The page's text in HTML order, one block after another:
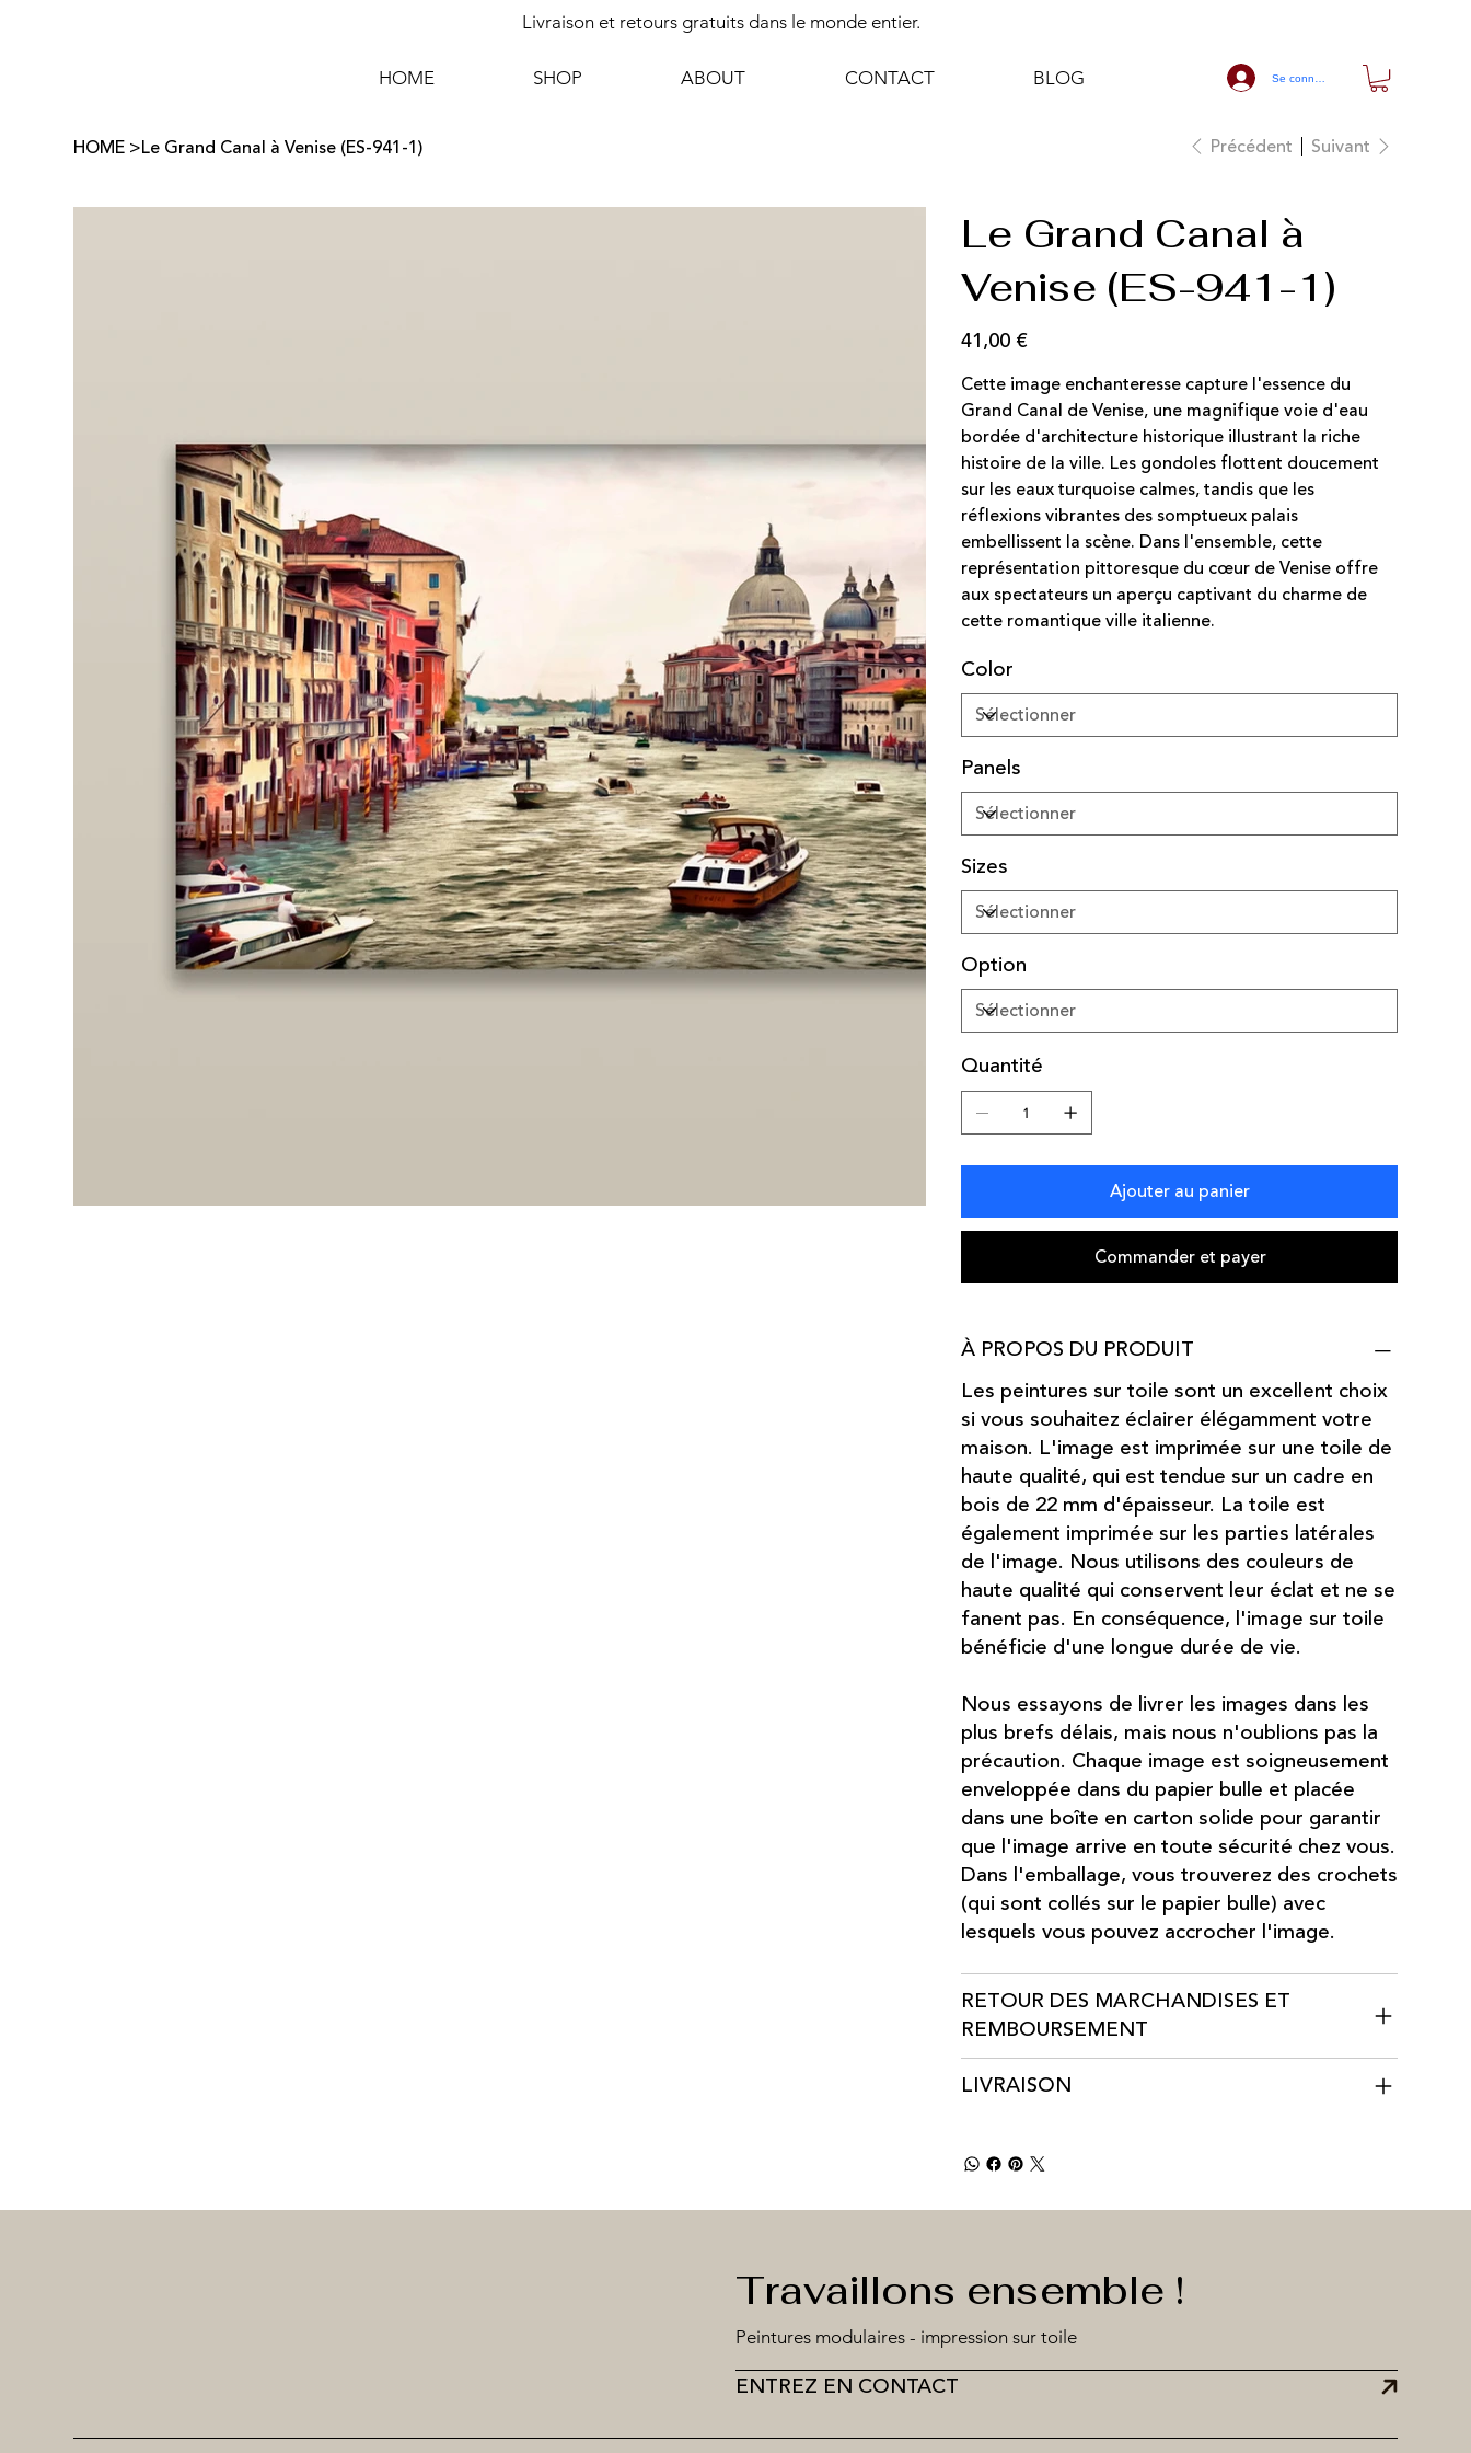
Livraison et retours gratuits dans le monde entier.
HOME SHOP ABOUT CONTACT BLOG Se connecter
HOME >Le Grand Canal à Venise (ES-941-1) Précédent Suivant
Le Grand Canal à
Venise (ES-941-1)
Prix
41,00 €
Cette image enchanteresse capture l'essence du
Grand Canal de Venise, une magnifique voie d'eau
bordée d'architecture historique illustrant la riche
histoire de la ville. Les gondoles flottent doucement
sur les eaux turquoise calmes, tandis que les
réflexions vibrantes des somptueux palais
embellissent la scène. Dans l'ensemble, cette
représentation pittoresque du cœur de Venise offre
aux spectateurs un aperçu captivant du charme de
cette romantique ville italienne.
Color
Panels
Sizes
Option
Quantité
Ajouter au panier
Commander et payer
À PROPOS DU PRODUIT
Les peintures sur toile sont un excellent choix
si vous souhaitez éclairer élégamment votre
maison. L'image est imprimée sur une toile de
haute qualité, qui est tendue sur un cadre en
bois de 22 mm d'épaisseur. La toile est
également imprimée sur les parties latérales
de l'image. Nous utilisons des couleurs de
haute qualité qui conservent leur éclat et ne se
fanent pas. En conséquence, l'image sur toile
bénéficie d'une longue durée de vie.
Nous essayons de livrer les images dans les
plus brefs délais, mais nous n'oublions pas la
précaution. Chaque image est soigneusement
enveloppée dans du papier bulle et placée
dans une boîte en carton solide pour garantir
que l'image arrive en toute sécurité chez vous.
Dans l'emballage, vous trouverez des crochets
(qui sont collés sur le papier bulle) avec
lesquels vous pouvez accrocher l'image.
RETOUR DES MARCHANDISES ET
REMBOURSEMENT
LIVRAISON
ENTREZ EN CONTACT
Peintures modulaires - impression sur toile
Travaillons ensemble !